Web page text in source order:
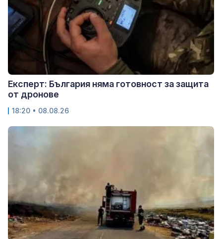
Експерт: България няма готовност за защита
от дронове
18:20 • 08.08.26